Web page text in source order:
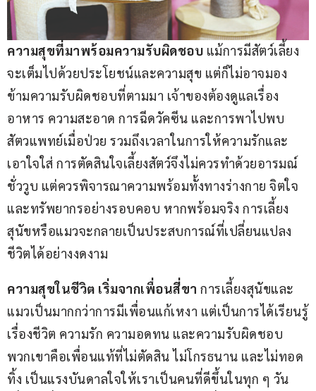
ความสุขที่มาพร้อมความรับผิดชอบ แม้การมีสัตว์เลี้ยง
จะเต็มไปด้วยประโยชน์และความสุข แต่ก็ไม่อาจมอง
ข้ามความรับผิดชอบที่ตามมา เจ้าของต้องดูแลเรื่อง
อาหาร ความสะอาด การฉีดวัคซีน และการพาไปพบ
สัตวแพทย์เมื่อป่วย รวมถึงเวลาในการให้ความรักและ
เอาใจใส่ การตัดสินใจเลี้ยงสัตว์จึงไม่ควรทำด้วยอารมณ์
ชั่ววูบ แต่ควรพิจารณาความพร้อมทั้งทางร่างกาย จิตใจ
และทรัพยากรอย่างรอบคอบ หากพร้อมจริง การเลี้ยง
สุนัขหรือแมวจะกลายเป็นประสบการณ์ที่เปลี่ยนแปลง
ชีวิตได้อย่างงดงาม
ความสุขในชีวิต เริ่มจากเพื่อนสี่ขา การเลี้ยงสุนัขและ
แมวเป็นมากกว่าการมีเพื่อนแก้เหงา แต่เป็นการได้เรียนรู้
เรื่องชีวิต ความรัก ความอดทน และความรับผิดชอบ
พวกเขาคือเพื่อนแท้ที่ไม่ตัดสิน ไม่โกรธนาน และไม่ทอด
ทิ้ง เป็นแรงบันดาลใจให้เราเป็นคนที่ดีขึ้นในทุก ๆ วัน